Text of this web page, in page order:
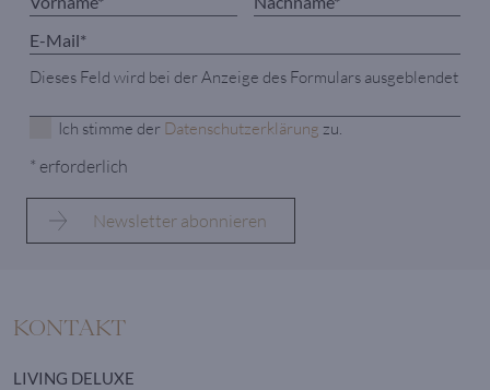
Dieses Feld wird bei der Anzeige des Formulars ausgeblendet
Ich stimme der Datenschutzerklärung zu.
* erforderlich
KONTAKT
LIVING DELUXE